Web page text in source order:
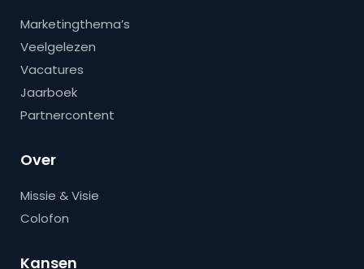
Marketingthema’s
Veelgelezen
Vacatures
Jaarboek
Partnercontent
Over
Missie & Visie
Colofon
Kansen